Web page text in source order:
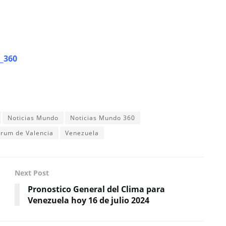
Noticias Mundo
Noticias Mundo 360
de Valencia
Venezuela
Next Post
Pronostico General del Clima para
Venezuela hoy 16 de julio 2024